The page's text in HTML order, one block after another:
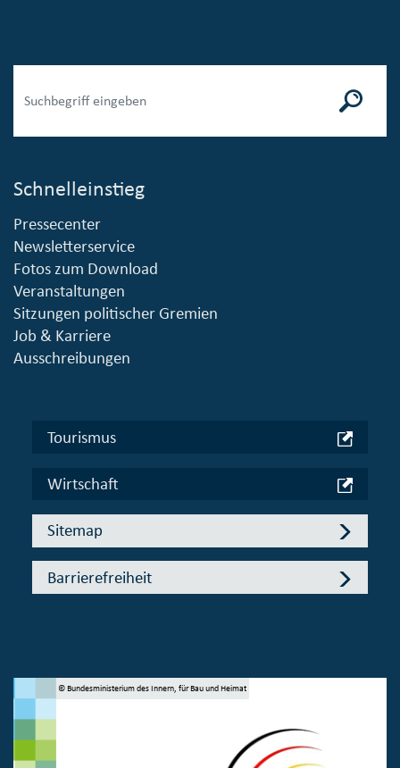
Schnelleinstieg
Pressecenter
Newsletterservice
Fotos zum Download
Veranstaltungen
Sitzungen politischer Gremien
Job & Karriere
Ausschreibungen
Tourismus
Wirtschaft
Sitemap
Barrierefreiheit
© Bundesministerium des Innern, für Bau und Heimat